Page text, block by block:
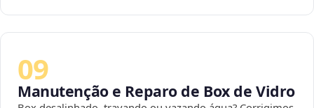
09
Manutenção e Reparo de Box de Vidro